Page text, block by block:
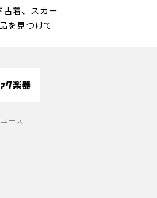
古着、スカー
を見つけて
ース